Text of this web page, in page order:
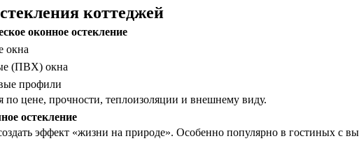
коттеджей
оконное остекление
окна
(ПВХ) окна
профили
по цене, прочности, теплоизоляции и внешнему виду.
остекление
эффект «жизни на природе». Особенно популярно в гостиных с